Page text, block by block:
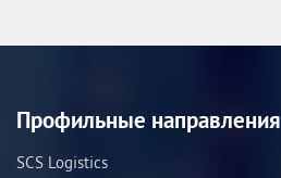
Профильные направления
SCS Logistics